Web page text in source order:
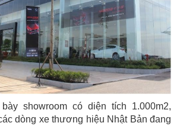
showroom có diện tích 1.000m2,
dòng xe thương hiệu Nhật Bản đang